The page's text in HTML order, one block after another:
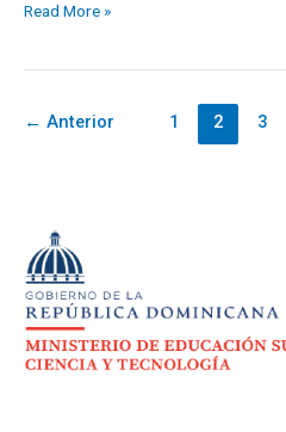
Read More »
← Anterior 1 2 3